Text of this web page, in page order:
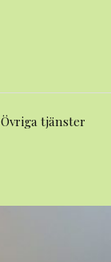
Övriga tjänster